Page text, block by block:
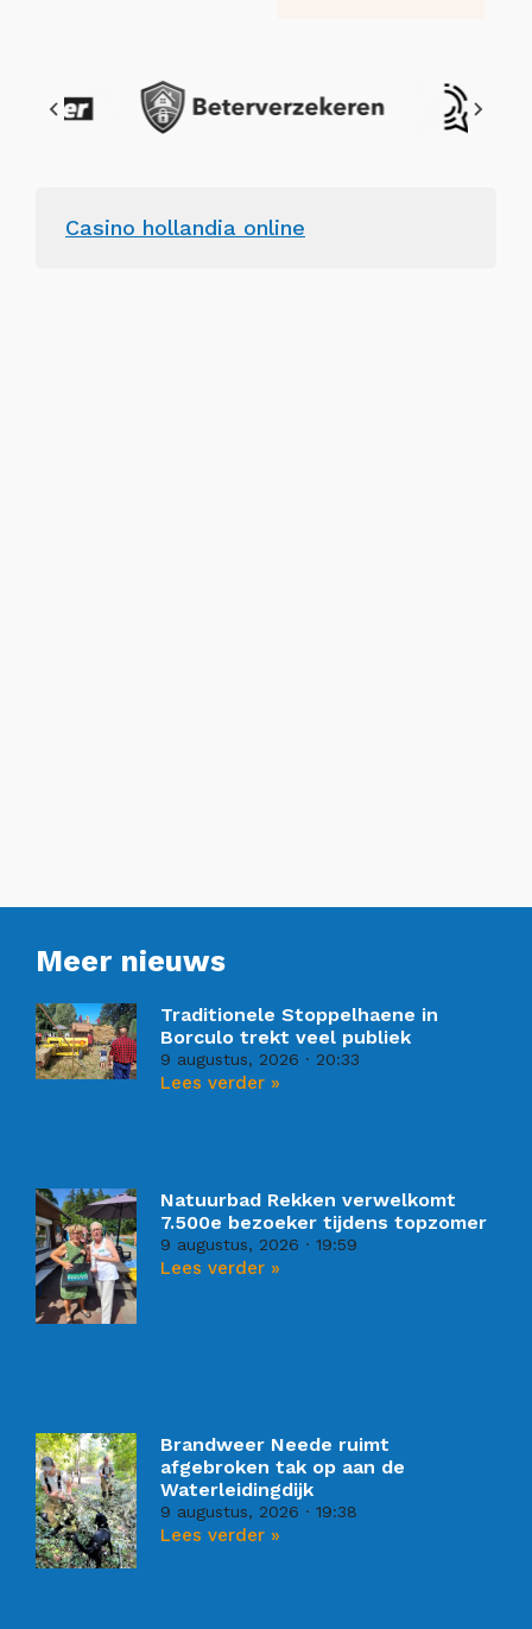
Casino hollandia online
Meer nieuws
Traditionele Stoppelhaene in
Borculo trekt veel publiek
9 augustus, 2026 20:33
Lees verder »
Natuurbad Rekken verwelkomt
7.500e bezoeker tijdens topzomer
9 augustus, 2026 19:59
Lees verder »
Brandweer Neede ruimt
afgebroken tak op aan de
Waterleidingdijk
9 augustus, 2026 19:38
Lees verder »